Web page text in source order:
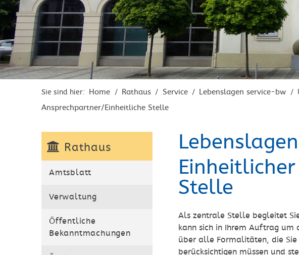
Sie sind hier: Home / Rathaus / Service / Lebenslagen service-bw /
Ansprechpartner/Einheitliche Stelle
Rathaus
Amtsblatt
Verwaltung
Öffentliche
Bekanntmachungen
Stelle
Als zentrale Stelle begleitet
kann sich in Ihrem Auftrag
über alle Formalitäten, die Sie
berücksichtigen müssen und